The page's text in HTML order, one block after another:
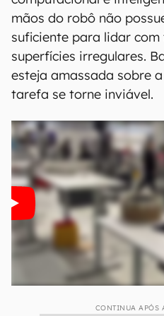
mãos do robô não
suficiente para lidar
superfícies irregulares.
esteja amassada sobre
tarefa se torne inviável.
CONTINUA APÓS